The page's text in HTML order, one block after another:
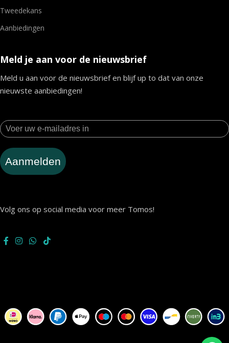
Tweedekans
Aanbiedingen
Meld je aan voor de nieuwsbrief
Meld u aan voor de nieuwsbrief en blijf up to dat van onze
nieuwste aanbiedingen!
Aanmelden
Volg ons op social media voor meer Tomos!